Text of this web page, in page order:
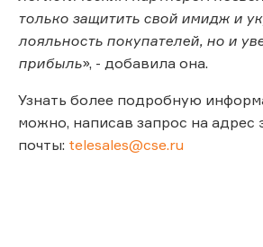
только защитить свой имидж и
лояльность покупателей, но и
прибыль», - добавила она.
Узнать более подробную
можно, написав запрос на адрес
почты: telesales@cse.ru